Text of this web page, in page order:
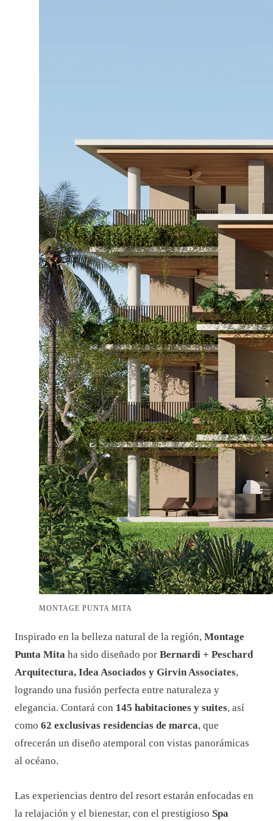
MONTAGE PUNTA MITA
Inspirado en la belleza natural de la región, Montage
Punta Mita ha sido diseñado por Bernardi + Peschard
Arquitectura, Idea Asociados y Girvin Associates,
logrando una fusión perfecta entre naturaleza y
elegancia. Contará con 145 habitaciones y suites, así
como 62 exclusivas residencias de marca, que
ofrecerán un diseño atemporal con vistas panorámicas
al océano.
Las experiencias dentro del resort estarán enfocadas en
la relajación y el bienestar, con el prestigioso Spa